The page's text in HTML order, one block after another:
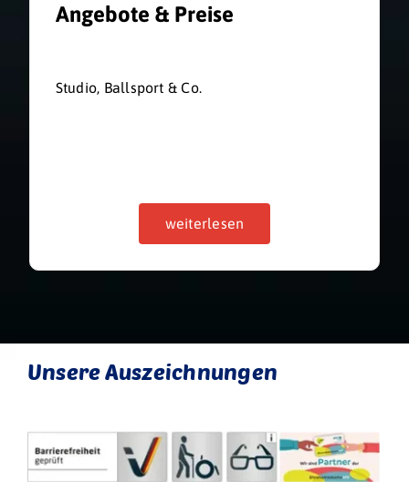
Angebote & Preise
Studio, Ballsport & Co.
weiterlesen
Unsere Auszeichnungen